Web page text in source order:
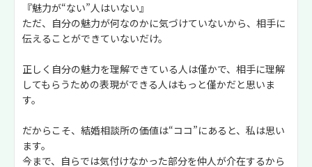
『魅力が“ない”人はいない』
ただ、自分の魅力が何なのかに気づけていないから、相手に
伝えることができていないだけ。
正しく自分の魅力を理解できている人は僅かで、相手に理解
してもらうための表現ができる人はもっと僅かだと思いま
す。
だからこそ、結婚相談所の価値は“ココ”にあると、私は思い
ます。
今まで、自らでは気付けなかった部分を仲人が介在するから